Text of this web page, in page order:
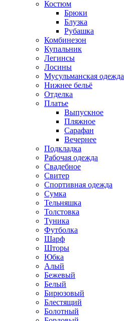
Костюм
Брюки
Блузка
Рубашка
Комбинезон
Купальник
Легинсы
Лосины
Мусульманская одежда
Нижнее бельё
Отделка
Платье
Выпускное
Пляжное
Сарафан
Вечернее
Подкладка
Рабочая одежда
Свадебное
Свитер
Спортивная одежда
Сумка
Тельняшка
Толстовка
Туника
Футболка
Шарф
Шторы
Юбка
Алый
Бежевый
Белый
Бирюзовый
Блестящий
Болотный